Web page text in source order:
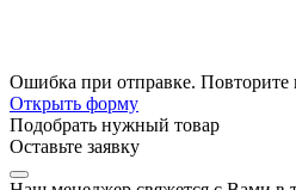
Ошибка при отправке. Повторите
Открыть форму
Подобрать нужный товар
Оставьте заявку